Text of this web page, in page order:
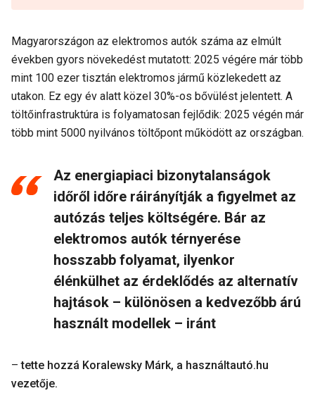
Magyarországon az elektromos autók száma az elmúlt
években gyors növekedést mutatott: 2025 végére már több
mint 100 ezer tisztán elektromos jármű közlekedett az
utakon. Ez egy év alatt közel 30%-os bővülést jelentett. A
töltőinfrastruktúra is folyamatosan fejlődik: 2025 végén már
több mint 5000 nyilvános töltőpont működött az országban.
Az energiapiaci bizonytalanságok
időről időre ráirányítják a figyelmet az
autózás teljes költségére. Bár az
elektromos autók térnyerése
hosszabb folyamat, ilyenkor
élénkülhet az érdeklődés az alternatív
hajtások – különösen a kedvezőbb árú
használt modellek – iránt
–tette hozzá Koralewsky Márk, a használtautó.hu
vezetője.